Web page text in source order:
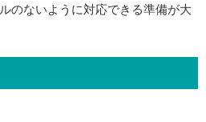
のないように対応できる準備が大